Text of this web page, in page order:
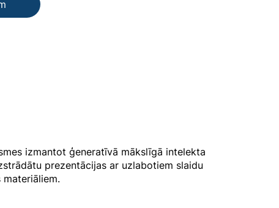
izmantot ģeneratīvā mākslīgā intelekta
prezentācijas ar uzlabotiem slaidu